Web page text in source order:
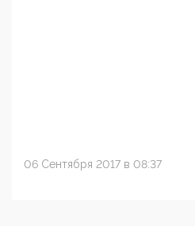
06 Сентября 2017 в 08:37